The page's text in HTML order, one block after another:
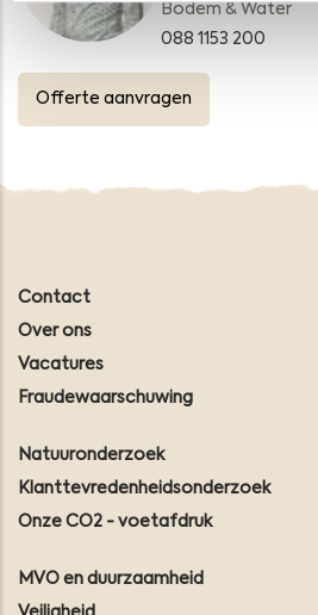
Bodem & Water
088 1153 200
Offerte aanvragen
Contact
Over ons
Vacatures
Fraudewaarschuwing
Natuuronderzoek
Klanttevredenheidsonderzoek
Onze CO2 - voetafdruk
MVO en duurzaamheid